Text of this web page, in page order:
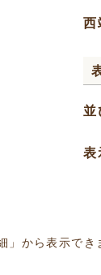
西
並
表
」から表示で